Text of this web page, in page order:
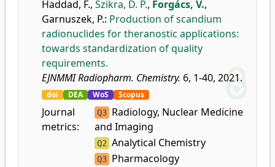
Haddad, F., Szikra, D. P., Forgács, V.,
Garnuszek, P.: Production of scandium
radionuclides for theranostic applications:
towards standardization of quality
requirements.
EJNMMI Radiopharm. Chemistry. 6, 1-40, 2021.
doi DEA WoS Scopus
Journal
metrics:
Q3 Radiology, Nuclear Medicine
and Imaging
Q2 Analytical Chemistry
Q3 Pharmacology